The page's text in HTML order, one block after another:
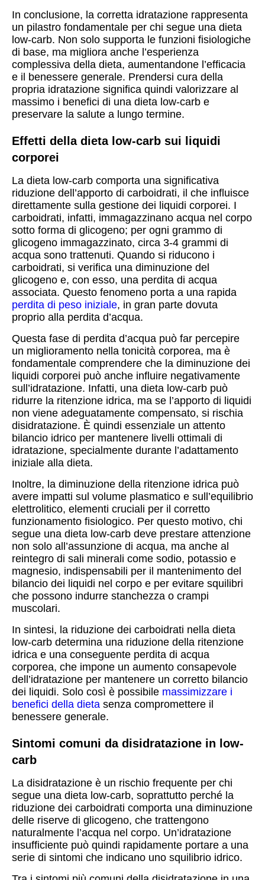
In conclusione, la corretta idratazione rappresenta
un pilastro fondamentale per chi segue una dieta
low-carb. Non solo supporta le funzioni fisiologiche
di base, ma migliora anche l’esperienza
complessiva della dieta, aumentandone l’efficacia
e il benessere generale. Prendersi cura della
propria idratazione significa quindi valorizzare al
massimo i benefici di una dieta low-carb e
preservare la salute a lungo termine.
Effetti della dieta low-carb sui liquidi
corporei
La dieta low-carb comporta una significativa
riduzione dell’apporto di carboidrati, il che influisce
direttamente sulla gestione dei liquidi corporei. I
carboidrati, infatti, immagazzinano acqua nel corpo
sotto forma di glicogeno; per ogni grammo di
glicogeno immagazzinato, circa 3-4 grammi di
acqua sono trattenuti. Quando si riducono i
carboidrati, si verifica una diminuzione del
glicogeno e, con esso, una perdita di acqua
associata. Questo fenomeno porta a una rapida
perdita di peso iniziale, in gran parte dovuta
proprio alla perdita d’acqua.
Questa fase di perdita d’acqua può far percepire
un miglioramento nella tonicità corporea, ma è
fondamentale comprendere che la diminuzione dei
liquidi corporei può anche influire negativamente
sull’idratazione. Infatti, una dieta low-carb può
ridurre la ritenzione idrica, ma se l’apporto di liquidi
non viene adeguatamente compensato, si rischia
disidratazione. È quindi essenziale un attento
bilancio idrico per mantenere livelli ottimali di
idratazione, specialmente durante l’adattamento
iniziale alla dieta.
Inoltre, la diminuzione della ritenzione idrica può
avere impatti sul volume plasmatico e sull’equilibrio
elettrolitico, elementi cruciali per il corretto
funzionamento fisiologico. Per questo motivo, chi
segue una dieta low-carb deve prestare attenzione
non solo all’assunzione di acqua, ma anche al
reintegro di sali minerali come sodio, potassio e
magnesio, indispensabili per il mantenimento del
bilancio dei liquidi nel corpo e per evitare squilibri
che possono indurre stanchezza o crampi
muscolari.
In sintesi, la riduzione dei carboidrati nella dieta
low-carb determina una riduzione della ritenzione
idrica e una conseguente perdita di acqua
corporea, che impone un aumento consapevole
dell’idratazione per mantenere un corretto bilancio
dei liquidi. Solo così è possibile massimizzare i
benefici della dieta senza compromettere il
benessere generale.
Sintomi comuni da disidratazione in low-
carb
La disidratazione è un rischio frequente per chi
segue una dieta low-carb, soprattutto perché la
riduzione dei carboidrati comporta una diminuzione
delle riserve di glicogeno, che trattengono
naturalmente l’acqua nel corpo. Un’idratazione
insufficiente può quindi rapidamente portare a una
serie di sintomi che indicano uno squilibrio idrico.